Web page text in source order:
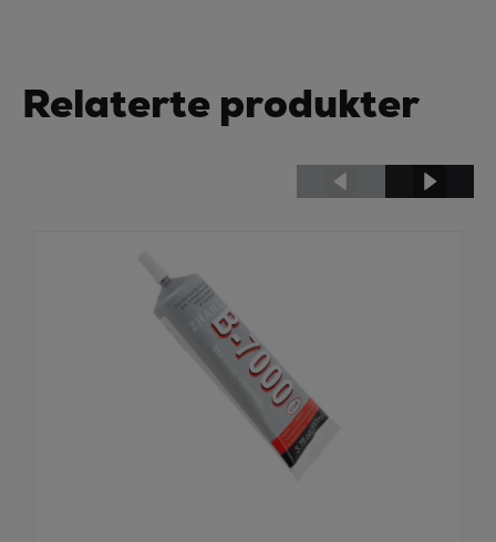
Relaterte produkter